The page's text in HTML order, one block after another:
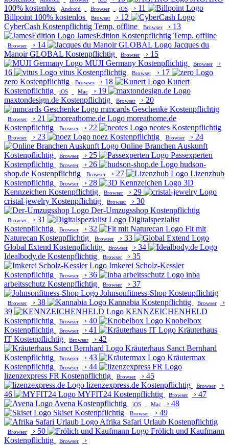
100% kostenlos
Android Browser iOS › 11
Billpoint 100% kostenlos Browser › 12
CyberCash Kostenpflichtig Temp. offline Browser › 13
JamesEdition Kostenpflichtig Temp. offline
Browser › 14
Jacques du
Manoir GLOBAL Kostenpflichtig Browser › 15
MUJI Germany Kostenpflichtig Browser
›
16
vitus Kostenpflichtig Browser › 17
zero Kostenpflichtig Browser › 18
Kunert
Kostenpflichtig
iOS Mac › 19
maxtondesign.de Kostenpflichtig Browser › 20
mmcards Geschenke Kostenpflichtig
Browser › 21
moreathome.de
Kostenpflichtig
Browser › 22 neotes Kostenpflichtig
Browser › 23 noez Kostenpflichtig Browser › 24
Online Branchen Auskunft
Kostenpflichtig
Browser › 25
Passexperten
Kostenpflichtig
Browser › 26
hudson-
shop.de Kostenpflichtig Browser › 27
Lizenzhub
Kostenpflichtig
Browser › 28
3D
Kennzeichen Kostenpflichtig Browser › 29
cristal-jewelry Kostenpflichtig Browser › 30
Der-Umzugsshop Kostenpflichtig
Browser › 31
Digitalspezialist
Kostenpflichtig
Browser › 32
Fit mit
Naturecan Kostenpflichtig Browser › 33
Global Extend Kostenpflichtig Browser › 34
Idealbody.de Kostenpflichtig Browser › 35
Imkerei Scholz-Kessler
Kostenpflichtig
Browser › 36
inba
arbeitsschutz Kostenpflichtig Browser › 37
Johnsonfitness-Shop Kostenpflichtig
Browser › 38 Kannabia Kostenpflichtig Browser
›
39
KENNZEICHENHELD
Kostenpflichtig
Browser › 40
Knobelbox
Kostenpflichtig
Browser › 41
Kräuterhaus
IT Kostenpflichtig Browser › 42
Kräuterhaus Sanct Bernhard
Kostenpflichtig
Browser › 43
Kräutermax
Kostenpflichtig
Browser › 44
lizenzexpress FR Kostenpflichtig Browser › 45
lizenzexpress.de Kostenpflichtig Browser
›
46
MYFIT24 Kostenpflichtig Browser › 47
Avena Kostenpflichtig iOS Mac › 48
Skiset Kostenpflichtig Browser › 49
Afrika Safari Urlaub Kostenpflichtig
Browser › 50
Frölich und Kaufmann
Kostenpflichtig
Browser ›